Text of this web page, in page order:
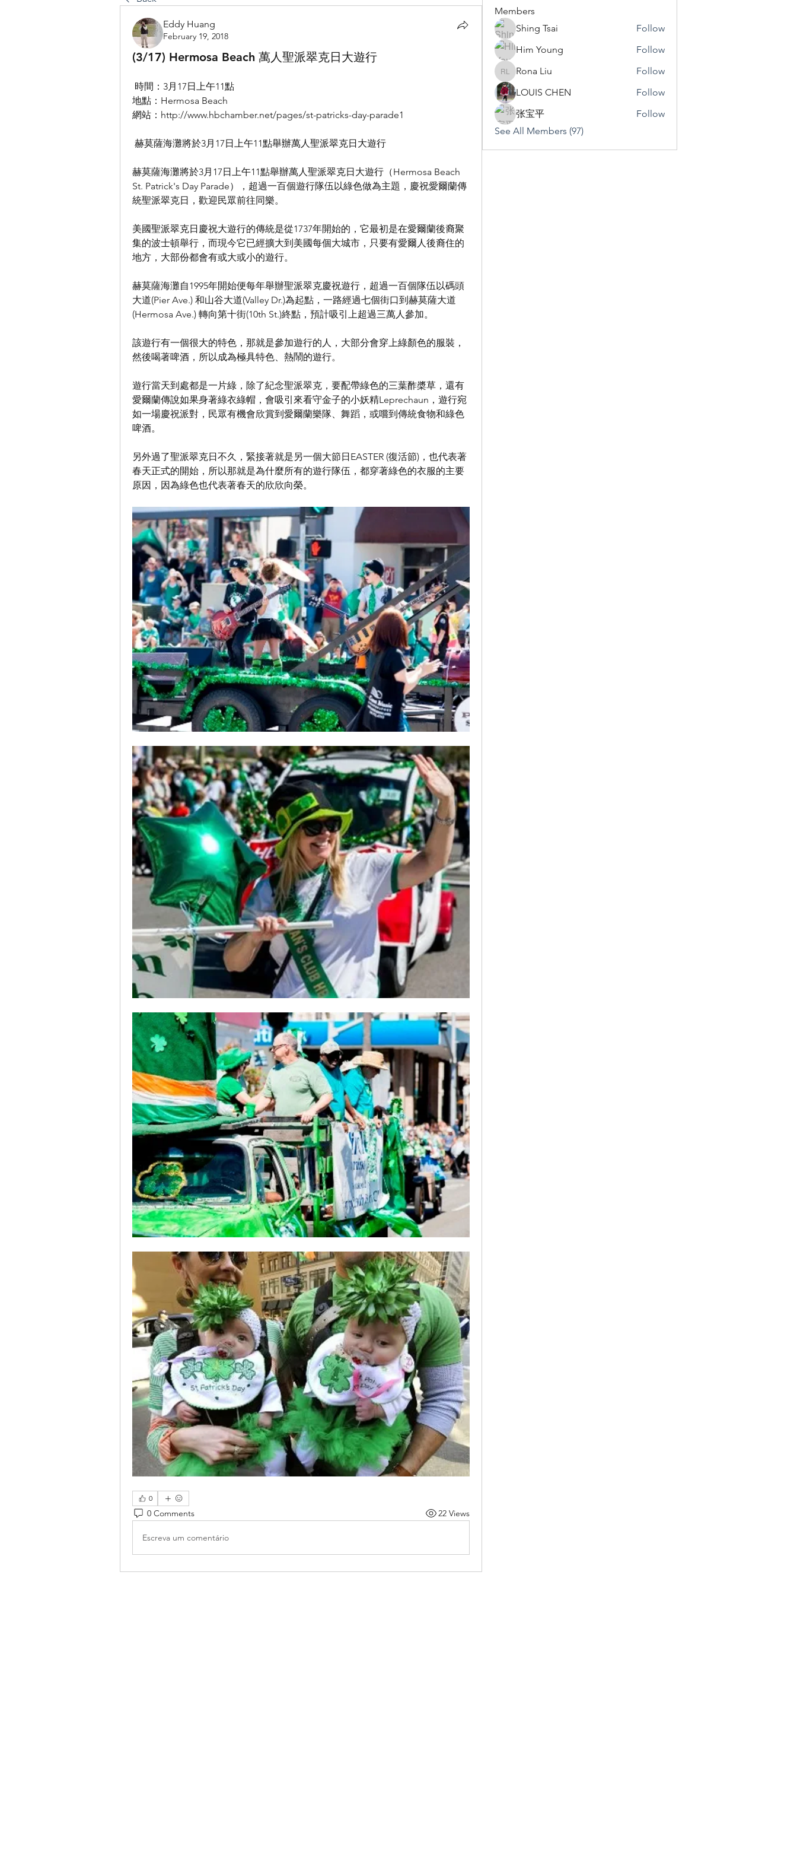
Eddy Huang
February 19, 2018
(3/17) Hermosa Beach 萬人聖派翠克日大遊行
時間：3月17日上午11點
地點：Hermosa Beach
網站：http://www.hbchamber.net/pages/st-patricks-day-parade1
赫莫薩海灘將於3月17日上午11點舉辦萬人聖派翠克日大遊行
赫莫薩海灘將於3月17日上午11點舉辦萬人聖派翠克日大遊行（Hermosa Beach
St. Patrick's Day Parade），超過一百個遊行隊伍以綠色做為主題，慶祝愛爾蘭傳
統聖派翠克日，歡迎民眾前往同樂。
美國聖派翠克日慶祝大遊行的傳統是從1737年開始的，它最初是在愛爾蘭後裔聚
集的波士頓舉行，而現今它已經擴大到美國每個大城市，只要有愛爾人後裔住的
地方，大部份都會有或大或小的遊行。
赫莫薩海灘自1995年開始便每年舉辦聖派翠克慶祝遊行，超過一百個隊伍以碼頭
大道(Pier Ave.) 和山谷大道(Valley Dr.)為起點，一路經過七個街口到赫莫薩大道
(Hermosa Ave.) 轉向第十街(10th St.)終點，預計吸引上超過三萬人參加。
該遊行有一個很大的特色，那就是參加遊行的人，大部分會穿上綠顏色的服裝，
然後喝著啤酒，所以成為極具特色、熱鬧的遊行。
遊行當天到處都是一片綠，除了紀念聖派翠克，要配帶綠色的三葉酢槳草，還有
愛爾蘭傳說如果身著綠衣綠帽，會吸引來看守金子的小妖精Leprechaun，遊行宛
如一場慶祝派對，民眾有機會欣賞到愛爾蘭樂隊、舞蹈，或嚐到傳統食物和綠色
啤酒。
另外過了聖派翠克日不久，緊接著就是另一個大節日EASTER (復活節)，也代表著
春天正式的開始，所以那就是為什麼所有的遊行隊伍，都穿著綠色的衣服的主要
原因，因為綠色也代表著春天的欣欣向榮。
0
0 Comments 22 Views
Escreva um comentário
Members
Shing Tsai
Follow
Him Young
Follow
Rona Liu
Rona Liu
Follow
LOUIS CHEN
Follow
张宝平
Follow
See All Members (97)